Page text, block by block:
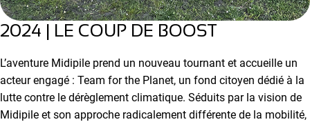
2024 | LE COUP DE BOOST
L’aventure Midipile prend un nouveau tournant et accueille un
acteur engagé : Team for the Planet, un fond citoyen dédié à la
lutte contre le dérèglement climatique. Séduits par la vision de
Midipile et son approche radicalement différente de la mobilité,